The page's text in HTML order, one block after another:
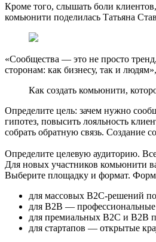
Кроме того, слышать боли
комьюнити поделилась Татьяна
«Сообщества — это не просто
сторонам: как бизнесу, так и
Как создать комьюнити,
Определите цель: зачем нужно
гипотез, повысить лояльность
собрать обратную связь. Создание
Определите целевую аудиторию.
Для новых участников комьюнити
Выберите площадку и формат.
для массовых B2C-решений
для B2B —
для премиальных B2C и B2B
для стартапов — открытые